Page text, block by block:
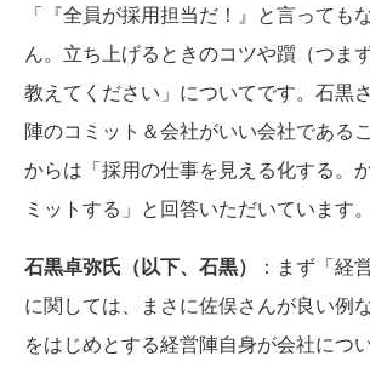
「『全員が採用担当だ！』と言っても
ん。立ち上げるときのコツや躓（つま
教えてください」についてです。石黒
陣のコミット＆会社がいい会社である
からは「採用の仕事を見える化する。
ミットする」と回答いただいています。
石黒卓弥氏（以下、石黒）
：まず「経
に関しては、まさに佐俣さんが良い例
をはじめとする経営陣自身が会社につ